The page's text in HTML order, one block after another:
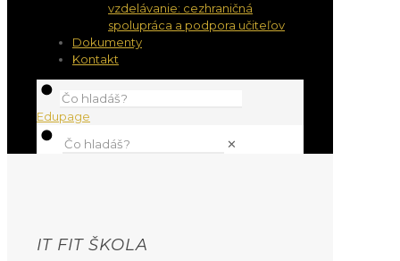
vzdelávanie: cezhraničná
spolupráca a podpora učiteľov
Dokumenty
Kontakt
Edupage
✕
IT FIT ŠKOLA